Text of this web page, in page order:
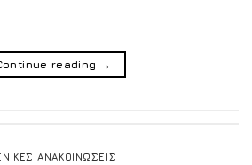
reading →
ΑΝΑΚΟΙΝΩΣΕΙΣ